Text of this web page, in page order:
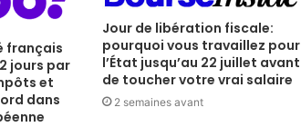
français
jours par
et
dans
Jour de libération fiscale:
pourquoi vous travaillez pour
l’État jusqu’au 22 juillet avant
de toucher votre vrai salaire
2 semaines avant